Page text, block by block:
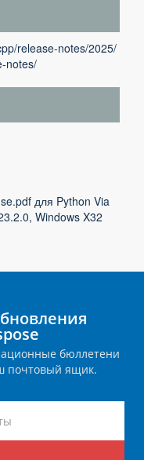
release-notes/2025/
notes/
для Python Via
Windows X32
бюллетени
почтовый ящик.